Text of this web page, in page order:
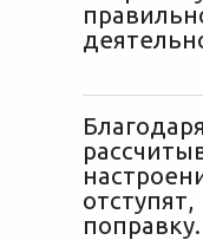
поправку.